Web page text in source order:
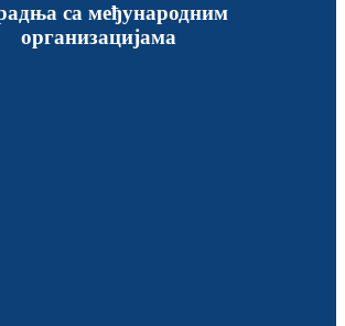
са међународним
организацијама